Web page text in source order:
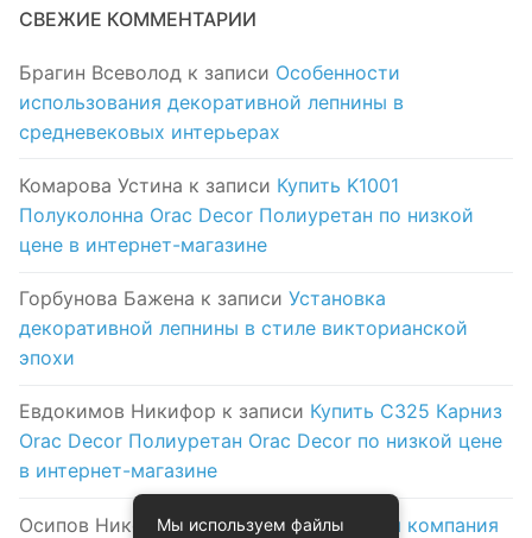
СВЕЖИЕ КОММЕНТАРИИ
Брагин Всеволод к записи Особенности
использования декоративной лепнины в
средневековых интерьерах
Комарова Устина к записи Купить K1001
Полуколонна Orac Decor Полиуретан по низкой
цене в интернет-магазине
Горбунова Бажена к записи Установка
декоративной лепнины в стиле викторианской
эпохи
Евдокимов Никифор к записи Купить C325 Карниз
Orac Decor Полиуретан Orac Decor по низкой цене
в интернет-магазине
Осипов Николак записиЛогистическая компания
Мы используем файлы